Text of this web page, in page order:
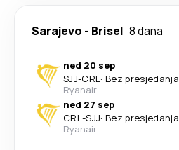
Sarajevo - Brisel 8 dana
ned 20 sep
SJJ-CRL· Bez presjedanja
Ryanair
ned 27 sep
CRL-SJJ· Bez presjedanja
Ryanair